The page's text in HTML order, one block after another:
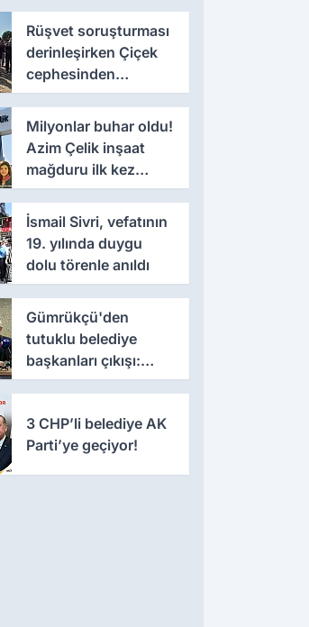
Rüşvet soruşturması
derinleşirken Çiçek
cephesinden
'montaj' savunması
Milyonlar buhar oldu!
Azim Çelik inşaat
mağduru ilk kez
konuştu
İsmail Sivri, vefatının
19. yılında duygu
dolu törenle anıldı
Gümrükçü'den
tutuklu belediye
başkanları çıkışı:
'Yıllarca iddianame
3 CHP’li belediye AK
Parti’ye geçiyor!